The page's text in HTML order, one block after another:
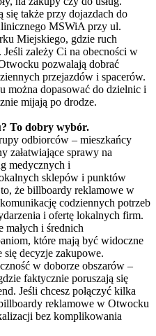
także przy dojazdach do
MSWiA przy ul.
Miejskiego, gdzie ruch
zależy Ci na obecności w
pozwalają dobrać
przejazdów i spacerów.
dopasować do dzielnic i
mijają po drodze.
To dobry wybór.
odbiorców – mieszkańcy
załatwiające sprawy na
medycznych i
sklepów i punktów
że billboardy reklamowe w
codziennych potrzeb
i ofertę lokalnych firm.
małych i średnich
które mają być widoczne
decyzje zakupowe.
w doborze obszarów –
faktycznie poruszają się
Jeśli chcesz połączyć kilka
reklamowe w Otwocku
bez komplikowania